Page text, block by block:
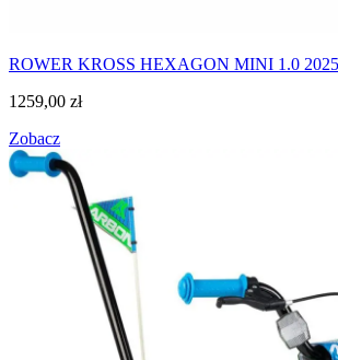
ROWER KROSS HEXAGON MINI 1.0
1259,00 zł
Zobacz